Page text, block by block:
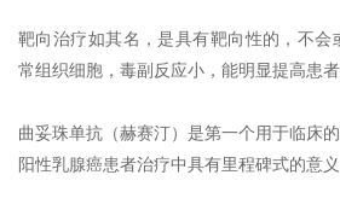
靶向治疗如其名，是具有靶向性的，不会
常组织细胞，毒副反应小，能明显提高患者
曲妥珠单抗（赫赛汀）是第一个用于临床
阳性乳腺癌患者治疗中具有里程碑式的意义